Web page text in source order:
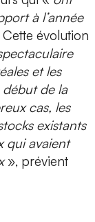
à l’année
évolution
et les
de la
cas, les
existants
qui avaient
», prévient